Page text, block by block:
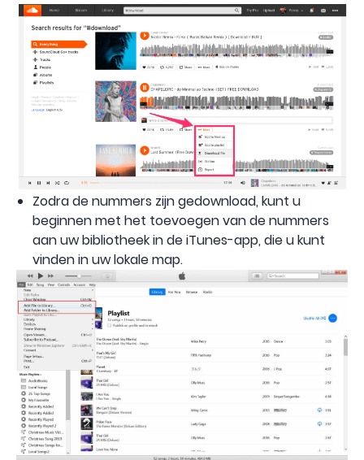
Zodra de nummers zijn gedownload, kunt u
beginnen met het toevoegen van de nummers
aan uw bibliotheek in de iTunes-app, die u kunt
vinden in uw lokale map.